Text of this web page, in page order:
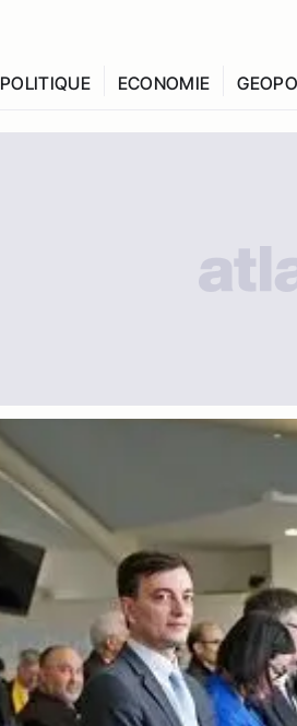
POLITIQUE ECONOMIE